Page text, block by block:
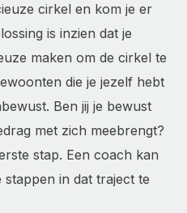
cirkel en kom je er
is inzien dat je
maken om de cirkel te
die je jezelf hebt
Ben jij je bewust
met zich meebrengt?
stap. Een coach kan
in dat traject te